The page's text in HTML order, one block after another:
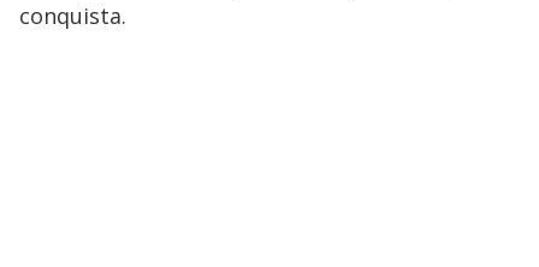
conquista.